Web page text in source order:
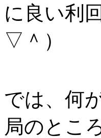
に良い利
▽＾）
では、何
局のとこ